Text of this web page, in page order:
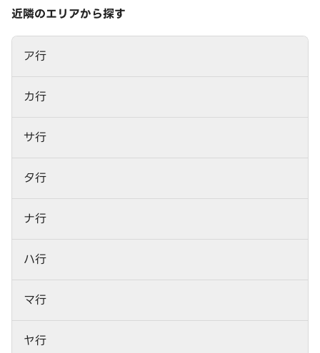
近隣のエリアから探す
ア行
カ行
サ行
タ行
ナ行
ハ行
マ行
ヤ行